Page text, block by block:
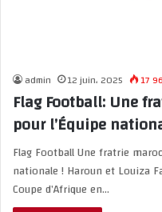
admin 12 juin، 2025 17
Flag Football: Une
pour l’Équipe
Flag Football Une fratrie
nationale ! Haroun et Louiza
Coupe d’Afrique en…